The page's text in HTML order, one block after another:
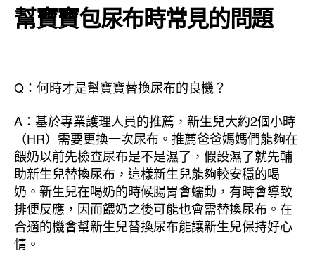
幫寶寶包尿布時常見的問題
Q：何時才是幫寶寶替換尿布的良機？
A：基於專業護理人員的推薦，新生兒大約2個小時
（HR）需要更換一次尿布。推薦爸爸媽媽們能夠在
餵奶以前先檢查尿布是不是濕了，假設濕了就先輔
助新生兒替換尿布，這樣新生兒能夠較安穩的喝
奶。新生兒在喝奶的時候腸胃會蠕動，有時會導致
排便反應，因而餵奶之後可能也會需替換尿布。在
合適的機會幫新生兒替換尿布能讓新生兒保持好心
情。